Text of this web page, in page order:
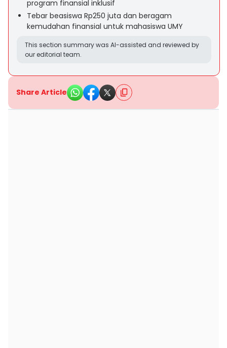
program finansial inklusif
Tebar beasiswa Rp250 juta dan beragam
kemudahan finansial untuk mahasiswa UMY
This section summary was AI-assisted and reviewed by
our editorial team.
Share Article